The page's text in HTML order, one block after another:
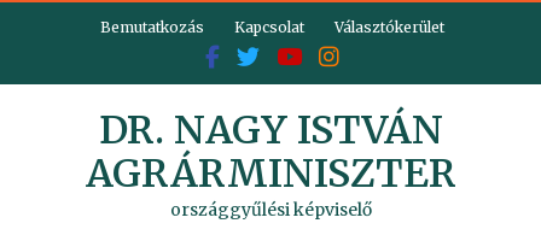
Bemutatkozás Kapcsolat Választókerület
DR. NAGY ISTVÁN
AGRÁRMINISZTER
országgyűlési képviselő